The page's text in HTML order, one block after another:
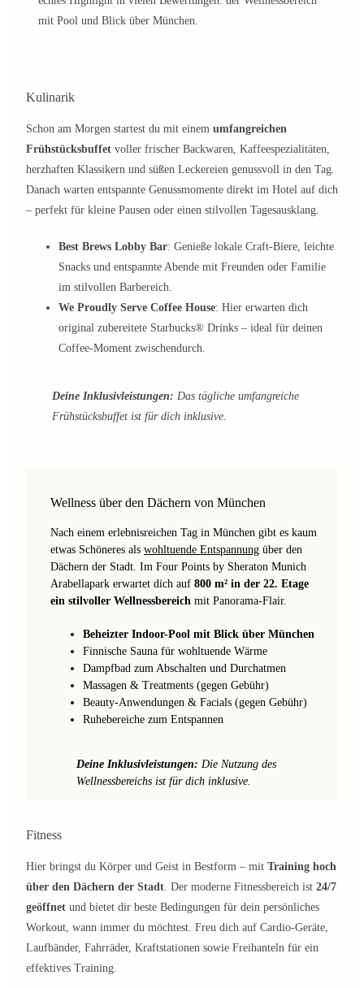
mit Pool und Blick über München.
Kulinarik
Schon am Morgen startest du mit einem umfangreichen
Frühstücksbuffet voller frischer Backwaren, Kaffeespezialitäten,
herzhaften Klassikern und süßen Leckereien genussvoll in den Tag.
Danach warten entspannte Genussmomente direkt im Hotel auf dich
– perfekt für kleine Pausen oder einen stilvollen Tagesausklang.
Best Brews Lobby Bar: Genieße lokale Craft-Biere, leichte
Snacks und entspannte Abende mit Freunden oder Familie
im stilvollen Barbereich.
We Proudly Serve Coffee House: Hier erwarten dich
original zubereitete Starbucks® Drinks – ideal für deinen
Coffee-Moment zwischendurch.
Deine Inklusivleistungen: Das tägliche umfangreiche
Frühstücksbuffet ist für dich inklusive.
Wellness über den Dächern von München
Nach einem erlebnisreichen Tag in München gibt es kaum
etwas Schöneres als wohltuende Entspannung über den
Dächern der Stadt. Im Four Points by Sheraton Munich
Arabellapark erwartet dich auf 800 m² in der 22. Etage
ein stilvoller Wellnessbereich mit Panorama-Flair.
Beheizter Indoor-Pool mit Blick über München
Finnische Sauna für wohltuende Wärme
Dampfbad zum Abschalten und Durchatmen
Massagen & Treatments (gegen Gebühr)
Beauty-Anwendungen & Facials (gegen Gebühr)
Ruhebereiche zum Entspannen
Deine Inklusivleistungen: Die Nutzung des
Wellnessbereichs ist für dich inklusive.
Fitness
Hier bringst du Körper und Geist in Bestform – mit Training hoch
über den Dächern der Stadt . Der moderne Fitnessbereich ist 24/7
geöffnet und bietet dir beste Bedingungen für dein persönliches
Workout, wann immer du möchtest. Freu dich auf Cardio-Geräte,
Laufbänder, Fahrräder, Kraftstationen sowie Freihanteln für ein
effektives Training.